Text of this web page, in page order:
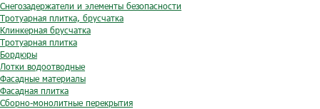
Снегозадержатели и элементы безопасности
Тротуарная плитка, брусчатка
Клинкерная брусчатка
Тротуарная плитка
Бордюры
Лотки водоотводные
Фасадные материалы
Фасадная плитка
Сборно-монолитные перекрытия